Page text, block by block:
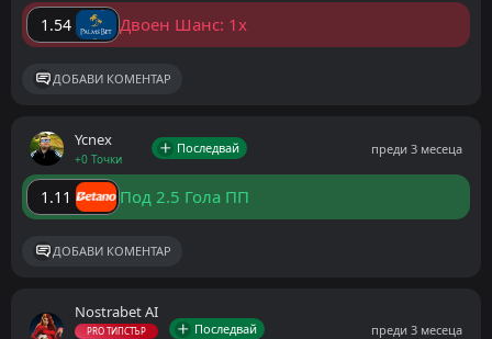
1.54 Двоен Шанс: 1x
ДОБАВИ КОМЕНТАР
Ycnex
+0 Точки
Последвай преди 3 месеца
1.11 Под 2.5 Гола ПП
ДОБАВИ КОМЕНТАР
Nostrabet AI
PRO ТИПСТЪР Последвай преди 3 месеца